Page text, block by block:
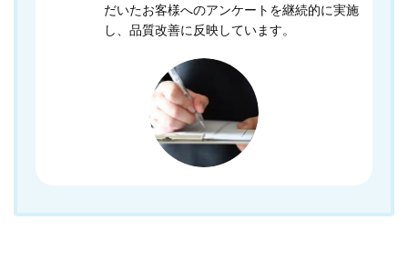
だいたお客様へのアンケートを継続的に実施
し、品質改善に反映しています。